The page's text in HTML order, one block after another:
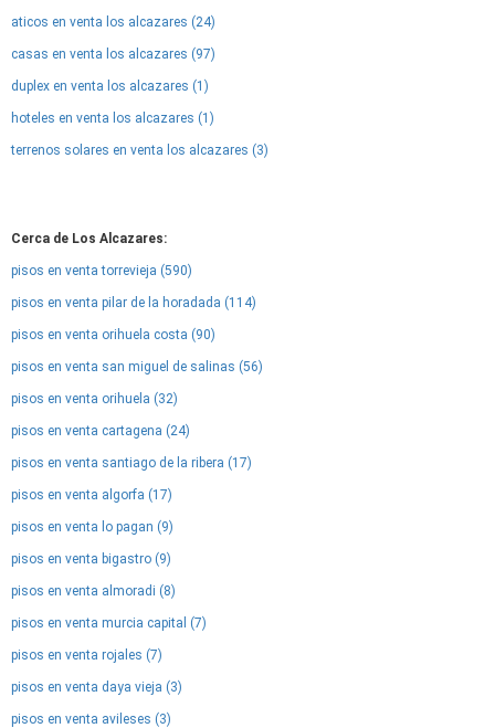
aticos en venta los alcazares (24)
casas en venta los alcazares (97)
duplex en venta los alcazares (1)
hoteles en venta los alcazares (1)
terrenos solares en venta los alcazares (3)
Cerca de Los Alcazares:
pisos en venta torrevieja (590)
pisos en venta pilar de la horadada (114)
pisos en venta orihuela costa (90)
pisos en venta san miguel de salinas (56)
pisos en venta orihuela (32)
pisos en venta cartagena (24)
pisos en venta santiago de la ribera (17)
pisos en venta algorfa (17)
pisos en venta lo pagan (9)
pisos en venta bigastro (9)
pisos en venta almoradi (8)
pisos en venta murcia capital (7)
pisos en venta rojales (7)
pisos en venta daya vieja (3)
pisos en venta avileses (3)